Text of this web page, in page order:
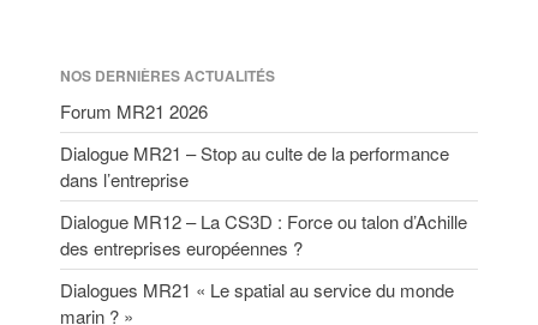
NOS DERNIÈRES ACTUALITÉS
Forum MR21 2026
Dialogue MR21 – Stop au culte de la performance
dans l’entreprise
Dialogue MR12 – La CS3D : Force ou talon d’Achille
des entreprises européennes ?
Dialogues MR21 « Le spatial au service du monde
marin ? »